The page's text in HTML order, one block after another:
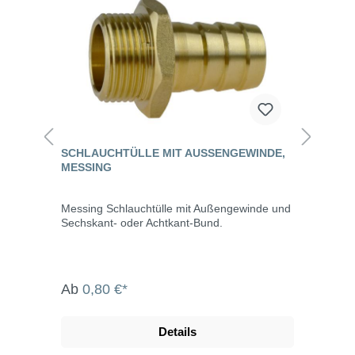
SCHLAUCHTÜLLE MIT AUSSENGEWINDE, M
ESSING
Messing Schlauchtülle mit Außengewinde und
Sechskant- oder Achtkant-Bund.
Ab 0,80 €*
Details